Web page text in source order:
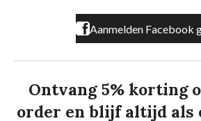
Aanmelden Facebook
Ontvang 5% korting
order en blijf altijd als